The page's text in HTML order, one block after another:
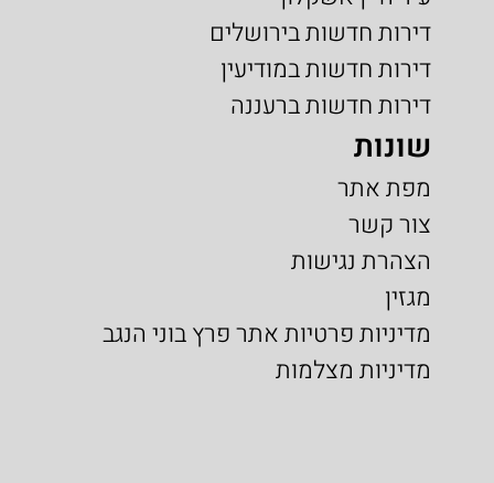
דירות חדשות בירושלים
דירות חדשות במודיעין
דירות חדשות ברעננה
שונות
מפת אתר
צור קשר
הצהרת נגישות
מגזין
מדיניות פרטיות אתר פרץ בוני הנגב
מדיניות מצלמות